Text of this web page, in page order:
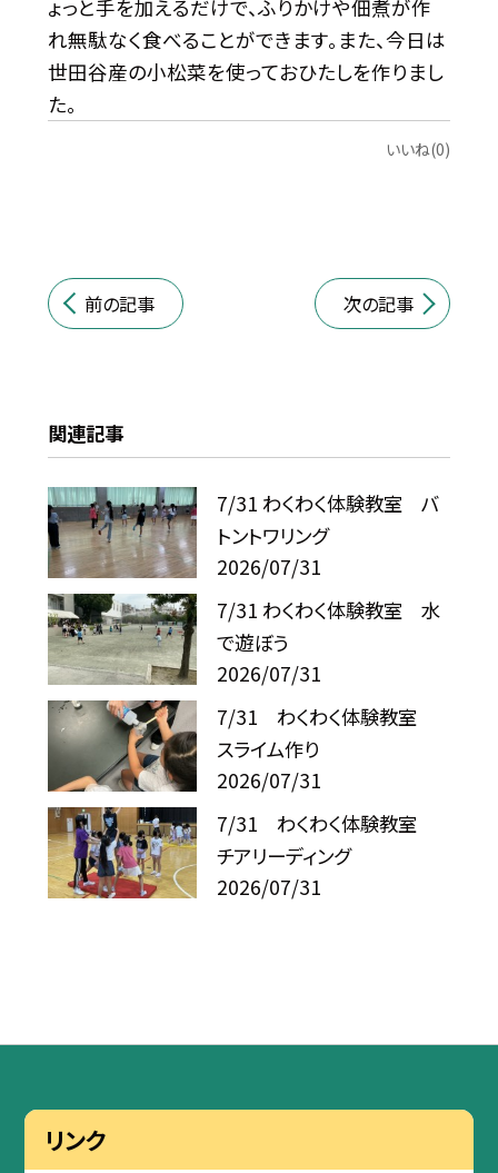
ょっと手を加えるだけで、ふりかけや佃煮が作
れ無駄なく食べることができます。また、今日は
世田谷産の小松菜を使っておひたしを作りまし
た。
いいね(0)
前の記事 次の記事
関連記事
7/31 わくわく体験教室 バ
トントワリング
2026/07/31
7/31 わくわく体験教室 水
で遊ぼう
2026/07/31
7/31 わくわく体験教室
スライム作り
2026/07/31
7/31 わくわく体験教室
チアリーディング
2026/07/31
リンク